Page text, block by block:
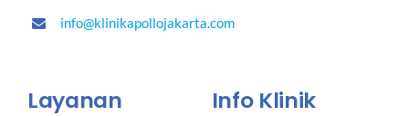
info@klinikapollojakarta.com
Layanan Info Klinik